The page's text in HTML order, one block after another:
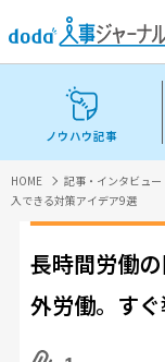
ノウハウ記事
HOME 記事・インタビュー
入できる対策アイデア9選
長時間労働
外労働。す